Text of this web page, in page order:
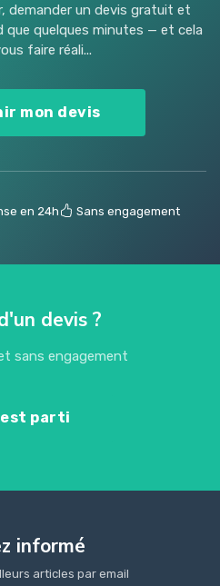
demander un devis gratuit et
quelques minutes — et cela
faire réali...
mon devis
en 24h Sans engagement
devis ?
sans engagement
parti
informé
articles par email